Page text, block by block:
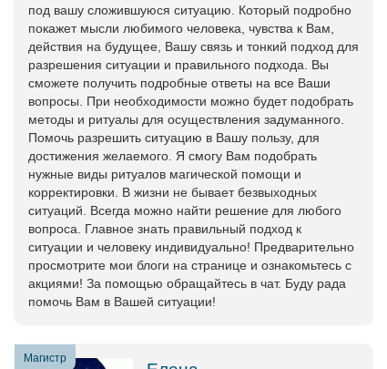
под вашу сложившуюся ситуацию. Который подробно
покажет мысли любимого человека, чувства к Вам,
действия на будущее, Вашу связь и тонкий подход для
разрешения ситуации и правильного подхода. Вы
сможете получить подробные ответы на все Ваши
вопросы. При необходимости можно будет подобрать
методы и ритуалы для осуществления задуманного.
Помочь разрешить ситуацию в Вашу пользу, для
достижения желаемого. Я смогу Вам подобрать
нужные виды ритуалов магической помощи и
корректировки. В жизни не бывает безвыходных
ситуаций. Всегда можно найти решение для любого
вопроса. Главное знать правильный подход к
ситуации и человеку индивидуально! Предварительно
просмотрите мои блоги на странице и ознакомьтесь с
акциями! За помощью обращайтесь в чат. Буду рада
помочь Вам в Вашей ситуации!
Магистр